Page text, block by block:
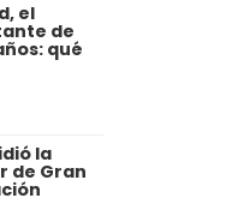
el
de
qué
la
de Gran